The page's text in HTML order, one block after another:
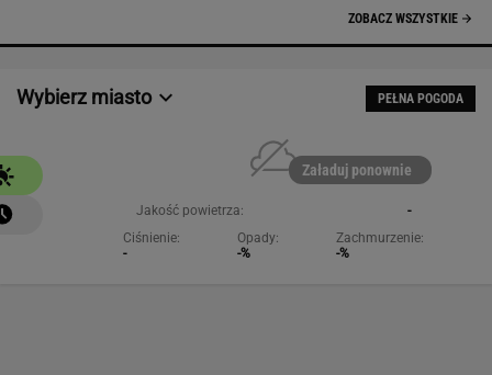
ZOBACZ WSZYSTKIE
Wybierz miasto PEŁNA POGODA
Załaduj ponownie
Jakość powietrza:
-
Ciśnienie:
-
Opady:
-%
Zachmurzenie:
-%